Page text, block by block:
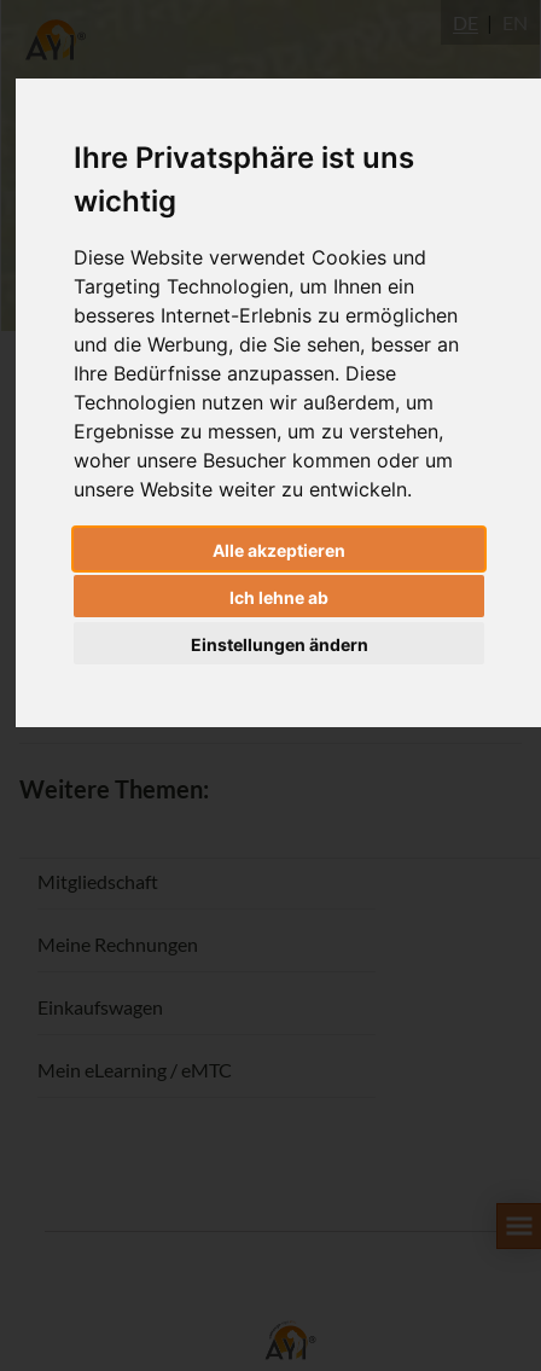
Ihre Privatsphäre ist uns
wichtig
Diese Website verwendet Cookies und
Targeting Technologien, um Ihnen ein
besseres Internet-Erlebnis zu ermöglichen
und die Werbung, die Sie sehen, besser an
Ihre Bedürfnisse anzupassen. Diese
Technologien nutzen wir außerdem, um
Ergebnisse zu messen, um zu verstehen,
woher unsere Besucher kommen oder um
unsere Website weiter zu entwickeln.
Alle akzeptieren
Ich lehne ab
Einstellungen ändern
Login
Passwort vergessen / Registrieren
Weitere Themen:
Mitgliedschaft
Meine Rechnungen
Einkaufswagen
Mein eLearning / eMTC